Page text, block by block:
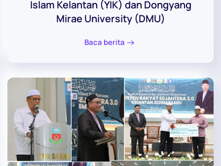
Islam Kelantan (YIK) dan Dongyang
Mirae University (DMU)
Baca berita